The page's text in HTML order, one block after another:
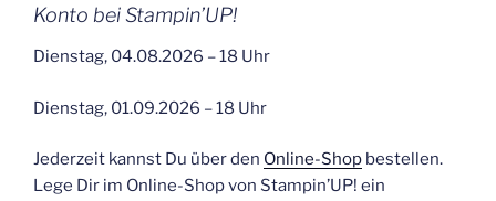
Konto bei Stampin’UP!
Dienstag, 04.08.2026 – 18 Uhr
Dienstag, 01.09.2026 – 18 Uhr
Jederzeit kannst Du über den Online-Shop bestellen.
Lege Dir im Online-Shop von Stampin’UP! ein